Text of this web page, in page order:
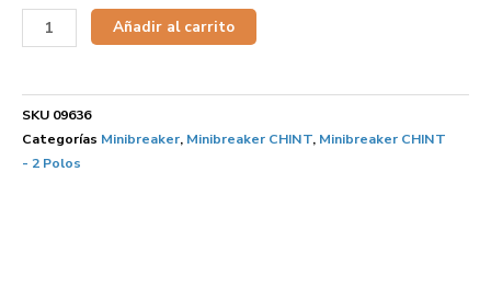
Añadir al carrito
SKU 09636
Categorías Minibreaker, Minibreaker CHINT, Minibreaker CHINT
- 2 Polos